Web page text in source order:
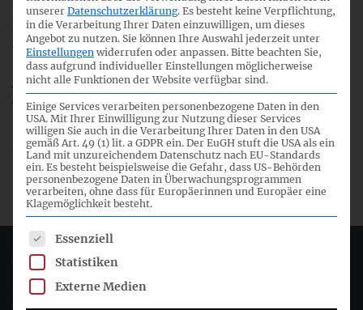
Erste Entwürfe der Übersetzungen in die EU-Amtssprachen
sindhierabrufbar. Weiterhin sind bereitsEntwürfezu den
delegierten Rechtsakten der CSRD verfügbar.
Am 22. November übermittelte EFRAG einen ersten Satz zu
denEuropean Sustainability Reporting Standards(ESRS) als
Technical Advicean die Europäische Kommission. Einen
Kurzüberblick über die ESRS-Entwürfe stellt das DRSC in
Form einesBriefing Paperzur Verfügung.
Deutsches Rechnungslegungs Standards Committee e.V.
Joachimsthaler Str. 34
unserer Datenschutzerklärung. Es besteht keine Verpflichtung,
in die Verarbeitung Ihrer Daten einzuwilligen, um dieses
Angebot zu nutzen. Sie können Ihre Auswahl jederzeit unter
Einstellungen widerrufen oder anpassen. Bitte beachten Sie,
dass aufgrund individueller Einstellungen möglicherweise
nicht alle Funktionen der Website verfügbar sind.
Einige Services verarbeiten personenbezogene Daten in den
USA. Mit Ihrer Einwilligung zur Nutzung dieser Services
willigen Sie auch in die Verarbeitung Ihrer Daten in den USA
gemäß Art. 49 (1) lit. a GDPR ein. Der EuGH stuft die USA als ein
Land mit unzureichendem Datenschutz nach EU-Standards
ein. Es besteht beispielsweise die Gefahr, dass US-Behörden
personenbezogene Daten in Überwachungsprogrammen
verarbeiten, ohne dass für Europäerinnen und Europäer eine
Klagemöglichkeit besteht.
Es folgt eine Liste der Service-Gruppen, für die eine
Essenziell
Statistiken
Externe Medien